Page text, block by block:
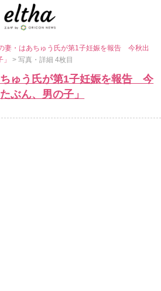
妻・はあちゅう氏が第1子妊娠を報告 今秋出
」> 写真・詳細 4枚目
ちゅう氏が第1子妊娠を報告 今
ぶん、男の子」